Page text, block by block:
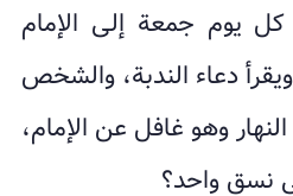
يوم جمعة إلى الإمام
دعاء الندبة، والشخص
وهو غافل عن الإمام،
نسق واحد؟